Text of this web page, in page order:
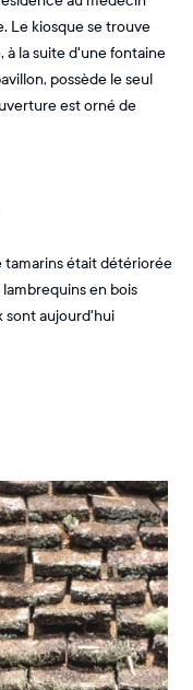
Le kiosque se trouve
à la suite d'une fontaine
possède le seul
est orné de
tamarins était détériorée
en bois
sont aujourd'hui